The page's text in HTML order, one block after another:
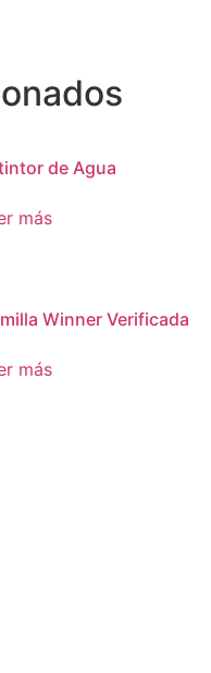
de Agua
más
Winner Verificada
más